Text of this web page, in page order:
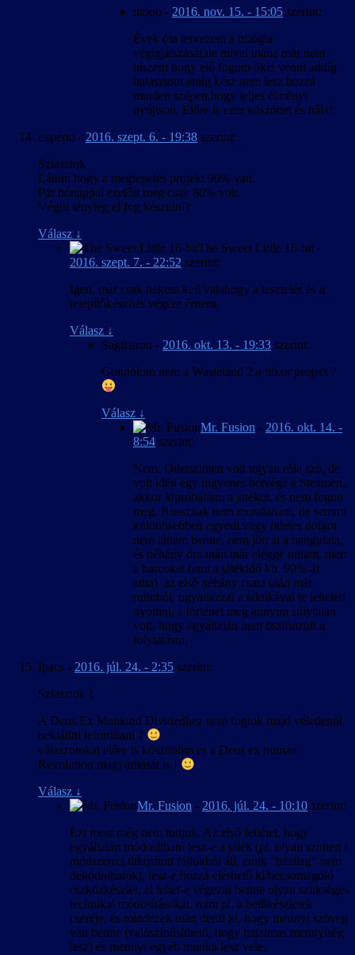
mooo - 2016. nov. 15. - 15:05 szerint:
Évek óta tervezem a trilógia
végigjátszását,de mivel utána már nem
hiszem hogy elő fogom őket venni addíg
halasztom amíg kész nem lesz hozzá
minden szépen,hogy teljes élményt
nyújtson. Előre is ezer köszönet és hála!
experto - 2016. szept. 6. - 19:38 szerint:
Sziasztok
Látom hogy a meglepetés projekt 90% van.
Pár hónappal ezelőtt még csak 80% volt.
Végül tényleg el fog készülni?
Válasz ↓
The Sweet Little 16-bit -
2016. szept. 7. - 22:52 szerint:
Igen, már csak nekem kell valahogy a tesztelés és a
telepítőkészítés végére érnem.
Válasz ↓
Sagitairon - 2016. okt. 13. - 19:33 szerint:
Gondolom nem a Wasteland 2 a titkor project ?
Válasz ↓
Mr. Fusion - 2016. okt. 14. -
8:54 szerint:
Nem. Ötletszinten volt ugyan róla szó, de
volt idén egy ingyenes hétvége a Steamen,
akkor kipróbáltam a játékot, és nem fogott
meg. Rossznak nem mondanám, de semmi
különösebben egyedi vagy ötletes dolgot
nem láttam benne, nem jött át a hangulata,
és néhány óra után már eléggé untam, mert
a harcokat (ami a játékidő kb. 90%-át
adta). az első néhány csata után már
rutinból, ugyanazzal a taktikával le lehetett
nyomni, a történet meg annyira súlytalan
volt, hogy egyáltalán nem ösztönzött a
folytatásra.
Ipacs - 2016. júl. 24. - 2:35 szerint:
Sziasztok !
A Deus Ex Mankind Dividedhez nem fogtok majd véletlenül
nekiállni lefordítani ?
válaszotokat előre is köszönöm és a Deus ex human
Revolution magyarítását is !
Válasz ↓
Mr. Fusion - 2016. júl. 24. - 10:10 szerint:
Ezt most még nem tudjuk. Az első feltétel, hogy
egyáltalán módosítható lesz-e a játék (pl. olyan szinten /
módszerrel titkosított fájlokból áll, amik “házilag” nem
dekódolhatók), lesz-e hozzá elérhető ki/becsomagoló
eszközkészlet, el lehet-e végezni benne olyan szükséges
technikai módosításokat, mint pl. a betűkészletek
cseréje, és mindezek után derül ki, hogy mennyi szöveg
van benne (valószínűsíthető, hogy hatalmas mennyiség
lesz) és mennyi egyéb munka lesz vele.